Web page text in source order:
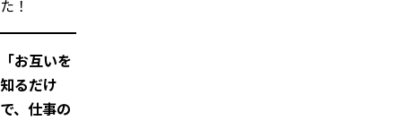
た！
「お互いを
知るだけ
で、仕事の